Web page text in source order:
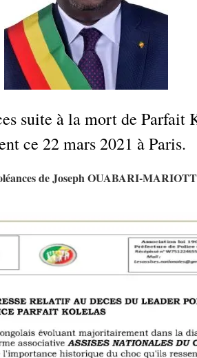
suite à la mort de Parfait
ce 22 mars 2021 à Paris.
de Joseph OUABARI-